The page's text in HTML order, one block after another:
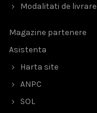
Modalitati de livrare
Magazine partenere
Asistenta
Harta site
ANPC
SOL